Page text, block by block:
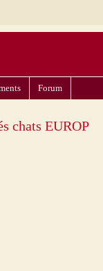
Forum
chats EUROP